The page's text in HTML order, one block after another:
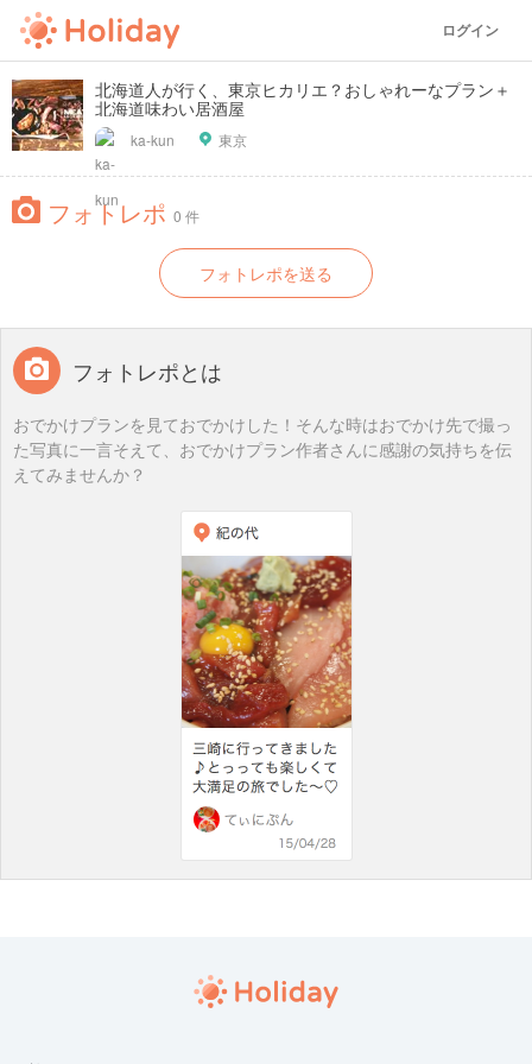
ログイン
北海道人が行く、東京ヒカリエ？おしゃれーなプラン＋
北海道味わい居酒屋
ka-kun 東京
フォトレポ 0 件
フォトレポを送る
フォトレポとは
おでかけプランを見ておでかけした！そんな時はおでかけ先で撮っ
た写真に一言そえて、おでかけプラン作者さんに感謝の気持ちを伝
えてみませんか？